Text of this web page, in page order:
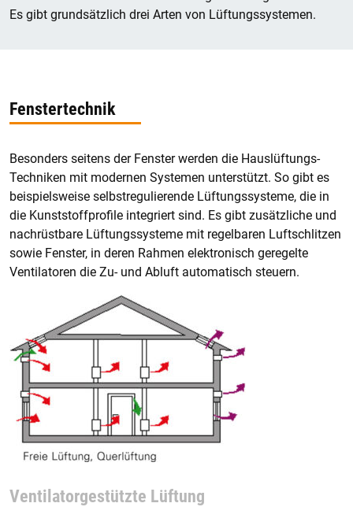
Es gibt grundsätzlich drei Arten von Lüftungssystemen.
Fenstertechnik
Besonders seitens der Fenster werden die Hauslüftungs-
Techniken mit modernen Systemen unterstützt. So gibt es
beispielsweise selbstregulierende Lüftungssysteme, die in
die Kunststoffprofile integriert sind. Es gibt zusätzliche und
nachrüstbare Lüftungssysteme mit regelbaren Luftschlitzen
sowie Fenster, in deren Rahmen elektronisch geregelte
Ventilatoren die Zu- und Abluft automatisch steuern.
Ventilatorgestützte Lüftung